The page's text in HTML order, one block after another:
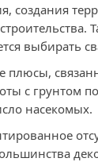
создания
выбирать
плюсы,
с грунтом
насекомых.